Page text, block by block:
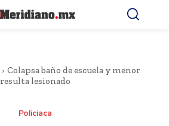
Colapsa baño de escuela y menor
resulta lesionado
Policiaca